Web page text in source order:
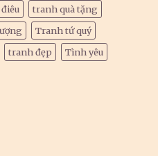
tranh quà tặng
Tranh tứ quý
tranh đẹp
Tình yêu